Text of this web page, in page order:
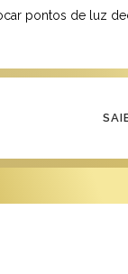
pontos de luz